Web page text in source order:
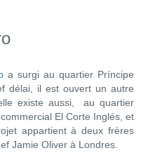
a surgi au quartier Príncipe
délai, il est ouvert un autre
existe aussi, au quartier
El Corte Inglés, et
appartient à deux frères
Jamie Oliver à Londres.